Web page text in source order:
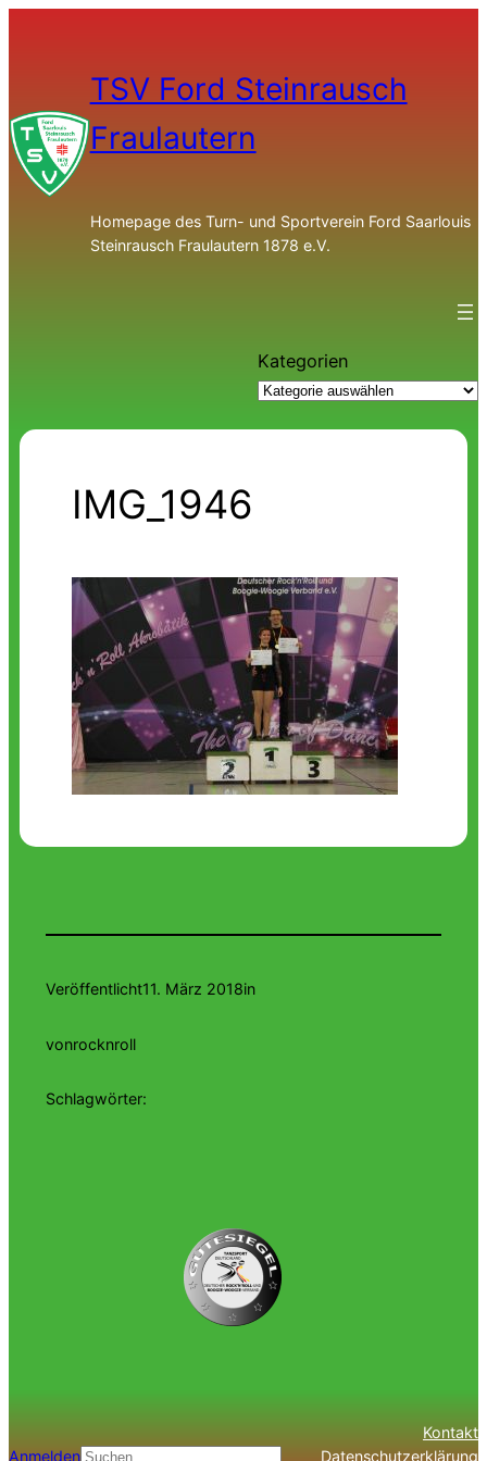
TSV Ford Steinrausch
Fraulautern
Homepage des Turn- und Sportverein Ford Saarlouis
Steinrausch Fraulautern 1878 e.V.
Kategorien
IMG_1946
Veröffentlicht11. März 2018in
vonrocknroll
Schlagwörter:
Anmelden
Kontakt
Datenschutzerklärung